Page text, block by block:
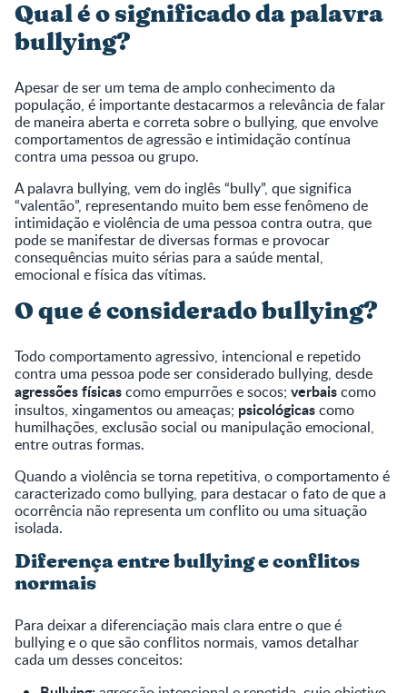
Qual é o significado da palavra
bullying?
Apesar de ser um tema de amplo conhecimento da
população, é importante destacarmos a relevância de falar
de maneira aberta e correta sobre o bullying, que envolve
comportamentos de agressão e intimidação contínua
contra uma pessoa ou grupo.
A palavra bullying, vem do inglês “bully”, que significa
“valentão”, representando muito bem esse fenômeno de
intimidação e violência de uma pessoa contra outra, que
pode se manifestar de diversas formas e provocar
consequências muito sérias para a saúde mental,
emocional e física das vítimas.
O que é considerado bullying?
Todo comportamento agressivo, intencional e repetido
contra uma pessoa pode ser considerado bullying, desde
agressões físicascomo empurrões e socos; verbaiscomo
insultos, xingamentos ou ameaças; psicológicascomo
humilhações, exclusão social ou manipulação emocional,
entre outras formas.
Quando a violência se torna repetitiva, o comportamento é
caracterizado como bullying, para destacar o fato de que a
ocorrência não representa um conflito ou uma situação
isolada.
Diferença entre bullying e conflitos
normais
Para deixar a diferenciação mais clara entre o que é
bullying e o que são conflitos normais, vamos detalhar
cada um desses conceitos: